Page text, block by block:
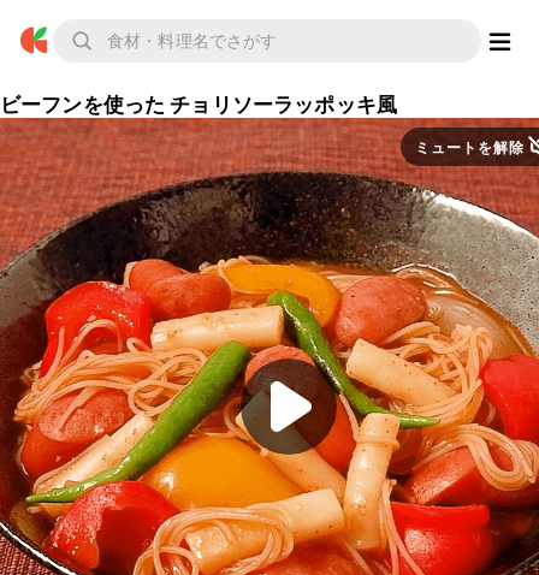
ビーフンを使った チョリソーラッポッキ風
ミュートを解除